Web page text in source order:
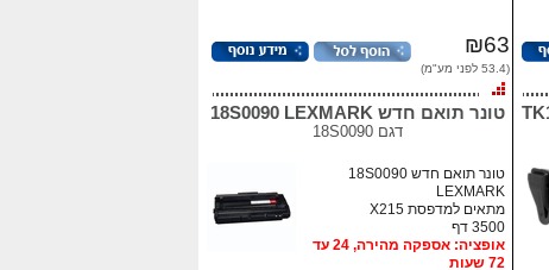
₪63
(53.4 לפני מע"מ)
טונר תואם חדש 18S0090 LEXMARK
דגם 18S0090
טונר תואם חדש 18S0090
LEXMARK
מתאים למדפסת X215
3500 דף
אופציה: אספקה מהירה, 24 עד
72 שעות